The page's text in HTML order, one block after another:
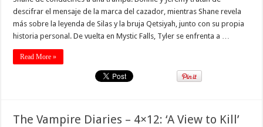
descifrar el mensaje de la marca del cazador, mientras Shane revela
más sobre la leyenda de Silas y la bruja Qetsiyah, junto con su propia
historia personal. De vuelta en Mystic Falls, Tyler se enfrenta a …
Read More »
The Vampire Diaries – 4×12: ‘A View to Kill’